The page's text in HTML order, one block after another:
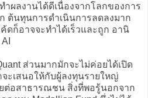
ำผลงานได้ดีเนื่องจากโลกของการ
ต้นทุนการดำเนินการลดลงมาก
ดก็อาจจะทำได้เร็วและถูก อานิ
ส่วนมากมักจะไม่ค่อยได้เปิด
จะเสนอให้กับผู้ลงทุนรายใหญ่
ต่อสาธารณชน สิ่งที่พอรู้นอกจาก